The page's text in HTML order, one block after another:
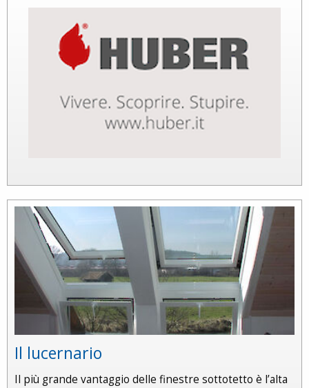
Il lucernario
Il più grande vantaggio delle finestre sottotetto è l’alta